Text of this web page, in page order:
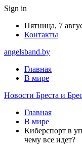
Sign in
Пятница, 7
Контакты
angelsband.by
Главная
В мире
Новости Бреста и
Главная
В мире
Киберспорт в
чему все идет?